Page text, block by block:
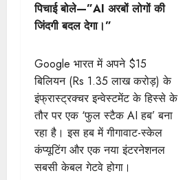
पिचाई बोले—”AI अरबों लोगों की
जिंदगी बदल देगा।”
Google भारत में अपने $15
बिलियन (Rs 1.35 लाख करोड़) के
इंफ्रास्ट्रक्चर इन्वेस्टमेंट के हिस्से के
तौर पर एक ‘फुल स्टैक AI हब’ बना
रहा है। इस हब में गीगावाट-स्केल
कंप्यूटिंग और एक नया इंटरनेशनल
सबसी केबल गेटवे होगा।